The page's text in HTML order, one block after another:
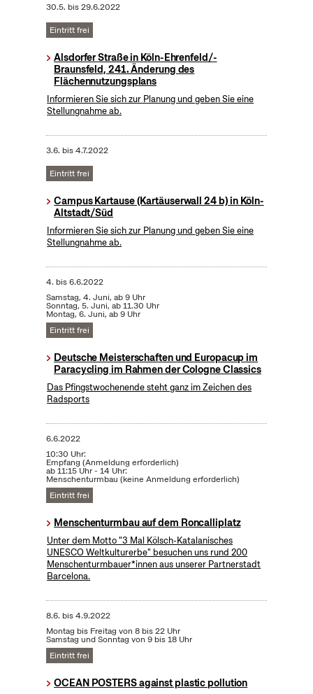
30.5. bis29.6.2022
Eintritt frei
Alsdorfer Straße in Köln-Ehrenfeld/-
Braunsfeld, 241. Änderung des
Flächennutzungsplans
Informieren Sie sich zur Planung und geben Sie eine
Stellungnahme ab.
3.6. bis4.7.2022
Eintritt frei
Campus Kartause (Kartäuserwall 24 b) in Köln-
Altstadt/Süd
Informieren Sie sich zur Planung und geben Sie eine
Stellungnahme ab.
4. bis6.6.2022
Samstag, 4. Juni, ab 9 Uhr
Sonntag, 5. Juni, ab 11.30 Uhr
Montag, 6. Juni, ab 9 Uhr
Eintritt frei
Deutsche Meisterschaften und Europacup im
Paracycling im Rahmen der Cologne Classics
Das Pfingstwochenende steht ganz im Zeichen des
Radsports
6.6.2022
10:30 Uhr:
Empfang (Anmeldung erforderlich)
ab 11:15 Uhr - 14 Uhr:
Menschenturmbau (keine Anmeldung erforderlich)
Eintritt frei
Menschenturmbau auf dem Roncalliplatz
Unter dem Motto "3 Mal Kölsch-Katalanisches
UNESCO Weltkulturerbe" besuchen uns rund 200
Menschenturmbauer*innen aus unserer Partnerstadt
Barcelona.
8.6. bis4.9.2022
Montag bis Freitag von 8 bis 22 Uhr
Samstag und Sonntag von 9 bis 18 Uhr
Eintritt frei
OCEAN POSTERS against plastic pollution